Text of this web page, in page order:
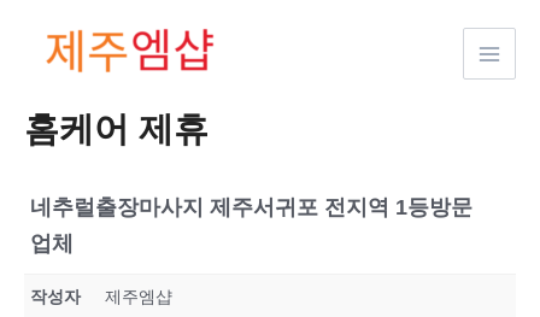
건너뛰기
홈케어 제휴
네추럴출장마사지 제주서귀포 전지역 1등방문
업체
작성자 제주엠샵